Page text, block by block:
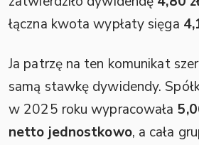
łączna kwota wypłaty sięga
Ja patrzę na ten komunikat
samą stawkę dywidendy.
w 2025 roku wypracowała
netto jednostkowo, a cała